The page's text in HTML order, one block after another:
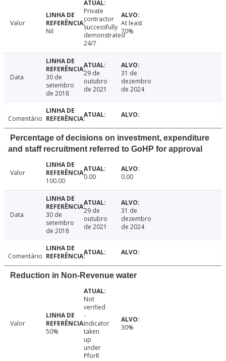
Valor
Nil
Private
contractor
successfully
demonstrated
24/7
At least
70%
Data
30 de
setembro
de 2018
29 de
outubro
de 2021
31 de
dezembro
de 2024
Comentário
Percentage of decisions on investment, expenditure
and staff recruitment referred to GoHP for approval
Valor
100.00
0.00 0.00
Data
30 de
setembro
de 2018
29 de
outubro
de 2021
31 de
dezembro
de 2024
Comentário
Reduction in Non-Revenue water
Valor
50%
Not
verified
-
indicator
taken
up
under
PforR
30%